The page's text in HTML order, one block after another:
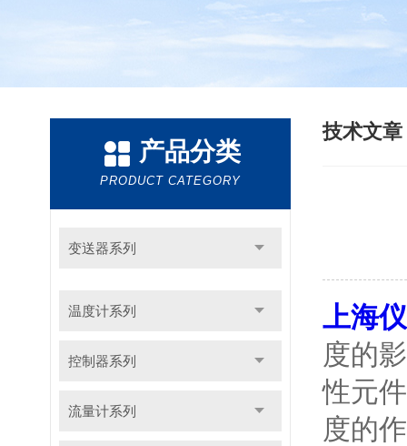
产品分类
PRODUCT CATEGORY
变送器系列
温度计系列
控制器系列
流量计系列
技术文章
上海
度的
性元
度的